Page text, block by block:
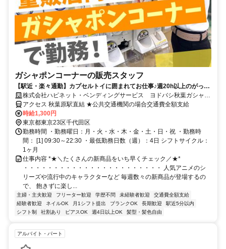
ガシャポンコーナーの販売スタッフ
【駅近・楽々通勤】カプセルトイに囲まれてお仕事♪週20h以上のがっつ
り働けるシフトです◎
株式会社ハピネット・ベンディングサービス ヨドバシ秋葉ガシャポ
ンコーナー
アクセス 秋葉原駅直結 ★公共交通機関の場合交通費全額支給
時給1,300円
東京都東京23区千代田区
勤務時間 ・勤務曜日：月・火・水・木・金・土・日・祝 ・勤務時
間： [1] 09:30～22:30 ・最低勤務日数（週）：4日 シフトサイクル：
1ヶ月
仕事内容 *★＼たくさんの新商品をいち早くチェック／★*
・・・・・・・・・・・・・・・・・・・・・・・ 人気アニメのシ
リーズや流行中のキャラクターなど 毎週数々の新商品が登場するの
で、 飽きずに楽し...
主婦・主夫歓迎 フリーター歓迎 学歴不問 未経験者歓迎
交通費全額支給
経験者歓迎
ネイルOK 月1シフト提出 ブランクOK 長期歓迎
駅近5分以内
シフト制
社割あり ピアスOK 週4日以上OK 髪型・髪色自由
アルバイト・パート